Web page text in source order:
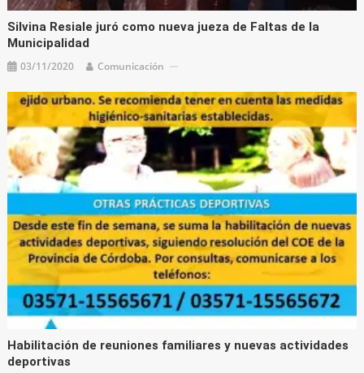
Silvina Resiale juró como nueva jueza de Faltas de la
Municipalidad
03/11/2020 Comunicación
Habilitación de reuniones familiares y nuevas actividades
deportivas